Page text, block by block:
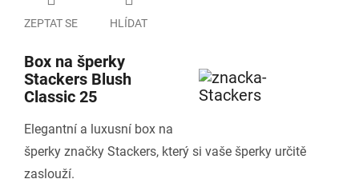
ZEPTAT SE HLÍDAT
Box na šperky
Stackers Blush
Classic 25
Elegantní a luxusní box na
šperky značky Stackers, který si vaše šperky určitě
zaslouží.